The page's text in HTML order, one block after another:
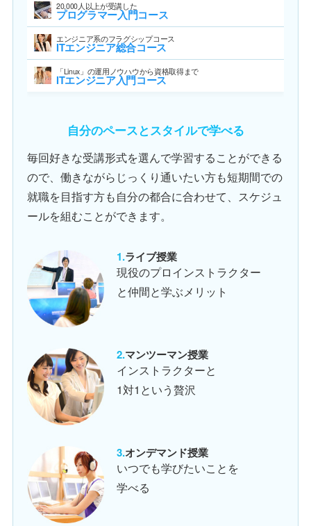
20,000人以上が受講した
プログラマー入門コース
エンジニア系のフラグシップコース
ITエンジニア総合コース
「Linux」の運用ノウハウから資格取得まで
ITエンジニア入門コース
自分のペースとスタイルで学べる
毎回好きな受講形式を選んで学習することができる
ので、働きながらじっくり通いたい方も短期間での
就職を目指す方も自分の都合に合わせて、スケジュ
ールを組むことができます。
ライブ授業
現役のプロインストラクター
と仲間と学ぶメリット
マンツーマン授業
インストラクターと
1対1という贅沢
オンデマンド授業
いつでも学びたいことを
学べる